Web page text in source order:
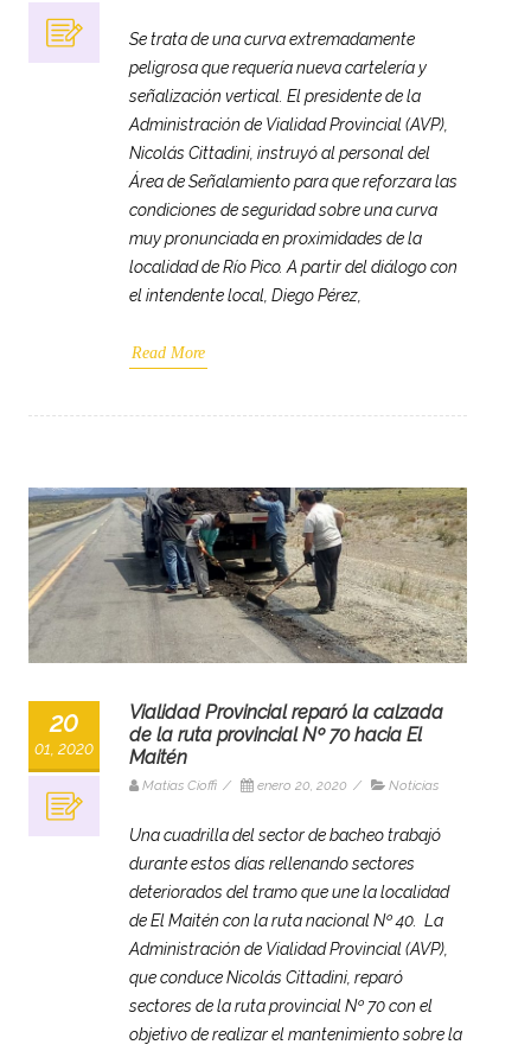
Se trata de una curva extremadamente
peligrosa que requería nueva cartelería y
señalización vertical. El presidente de la
Administración de Vialidad Provincial (AVP),
Nicolás Cittadini, instruyó al personal del
Área de Señalamiento para que reforzara las
condiciones de seguridad sobre una curva
muy pronunciada en proximidades de la
localidad de Río Pico. A partir del diálogo con
el intendente local, Diego Pérez,
Read More
20
01, 2020
Vialidad Provincial reparó la calzada
de la ruta provincial Nº 70 hacia El
Maitén
Matias Cioffi / enero 20, 2020 / Noticias
Una cuadrilla del sector de bacheo trabajó
durante estos días rellenando sectores
deteriorados del tramo que une la localidad
de El Maitén con la ruta nacional Nº 40. La
Administración de Vialidad Provincial (AVP),
que conduce Nicolás Cittadini, reparó
sectores de la ruta provincial Nº 70 con el
objetivo de realizar el mantenimiento sobre la